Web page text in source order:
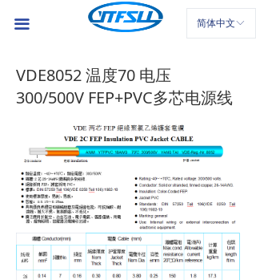
끀
首页
产品中心
联系我们
ꀅ
简体中文
VDE8052 温度70 电压
300/500V FEP+PVC多芯电源线